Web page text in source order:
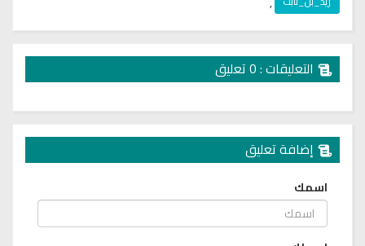
التعليقات : 0 تعليق
إضافة تعليق
اسمك